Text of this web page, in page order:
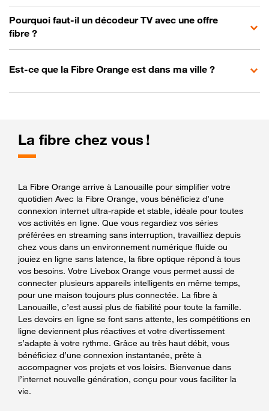
Pourquoi faut-il un décodeur TV avec une offre
fibre ?
Est-ce que la Fibre Orange est dans ma ville ?
La fibre chez vous !
La Fibre Orange arrive à Lanouaille pour simplifier votre
quotidien Avec la Fibre Orange, vous bénéficiez d’une
connexion internet ultra-rapide et stable, idéale pour toutes
vos activités en ligne. Que vous regardiez vos séries
préférées en streaming sans interruption, travailliez depuis
chez vous dans un environnement numérique fluide ou
jouiez en ligne sans latence, la fibre optique répond à tous
vos besoins. Votre Livebox Orange vous permet aussi de
connecter plusieurs appareils intelligents en même temps,
pour une maison toujours plus connectée. La fibre à
Lanouaille, c’est aussi plus de fiabilité pour toute la famille.
Les devoirs en ligne se font sans attente, les compétitions en
ligne deviennent plus réactives et votre divertissement
s’adapte à votre rythme. Grâce au très haut débit, vous
bénéficiez d’une connexion instantanée, prête à
accompagner vos projets et vos loisirs. Bienvenue dans
l’internet nouvelle génération, conçu pour vous faciliter la
vie.